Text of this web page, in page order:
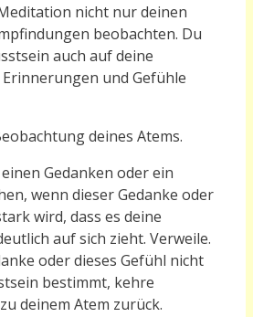
nicht nur deinen
beobachten. Du
auch auf deine
und Gefühle
deines Atems.
Gedanken oder ein
wenn dieser Gedanke oder
wird, dass es deine
auf sich zieht. Verweile.
oder dieses Gefühl nicht
bestimmt, kehre
deinem Atem zurück.